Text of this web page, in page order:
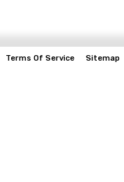
Terms Of Service Sitemap